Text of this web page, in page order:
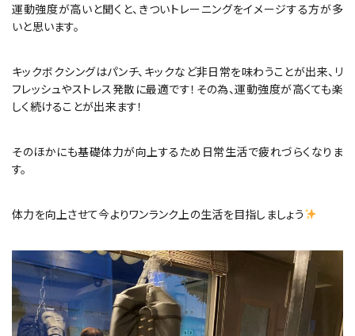
運動強度が高いと聞くと、きついトレーニングをイメージする方が多
いと思います。
キックボクシングはパンチ、キックなど非日常を味わうことが出来、リ
フレッシュやストレス発散に最適です！その為、運動強度が高くても楽
しく続けることが出来ます！
そのほかにも基礎体力が向上するため日常生活で疲れづらくなりま
す。
体力を向上させて今よりワンランク上の生活を目指しましょう